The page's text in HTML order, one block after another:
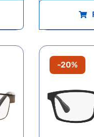
-20%